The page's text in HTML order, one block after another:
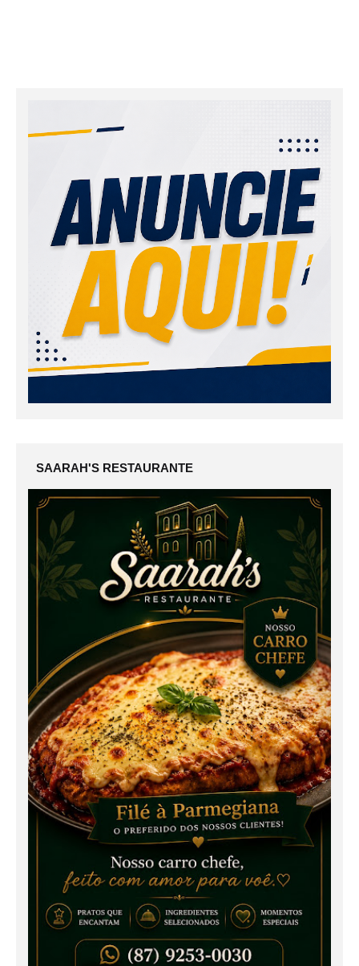
SAARAH'S RESTAURANTE